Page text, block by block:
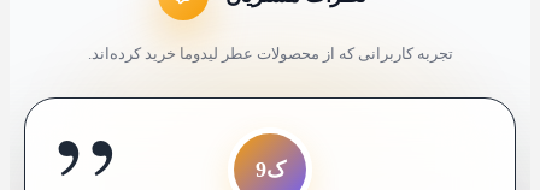
تجربه کاربرانی که از محصولات عطر لیدوما خرید کرده‌اند.
ک4
شم
ک9
مک
ا
ل7
عم
سع